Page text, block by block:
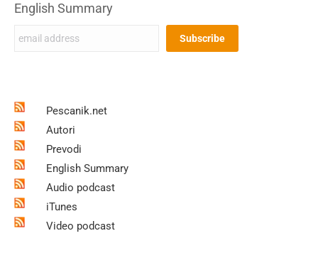
English Summary
Pescanik.net
Autori
Prevodi
English Summary
Audio podcast
iTunes
Video podcast